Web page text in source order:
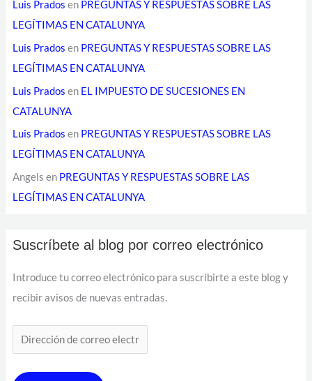
Luis Prados en PREGUNTAS Y RESPUESTAS SOBRE LAS
LEGÍTIMAS EN CATALUNYA
Luis Prados en PREGUNTAS Y RESPUESTAS SOBRE LAS
LEGÍTIMAS EN CATALUNYA
Luis Prados en EL IMPUESTO DE SUCESIONES EN
CATALUNYA
Luis Prados en PREGUNTAS Y RESPUESTAS SOBRE LAS
LEGÍTIMAS EN CATALUNYA
Angels en PREGUNTAS Y RESPUESTAS SOBRE LAS
LEGÍTIMAS EN CATALUNYA
Suscríbete al blog por correo electrónico
Introduce tu correo electrónico para suscribirte a este blog y
recibir avisos de nuevas entradas.